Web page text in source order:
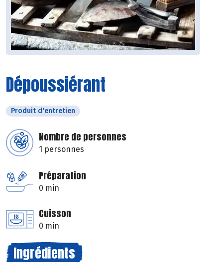
Dépoussiérant
Produit d'entretien
Nombre de personnes
1 personnes
Préparation
0 min
Cuisson
0 min
Ingrédients